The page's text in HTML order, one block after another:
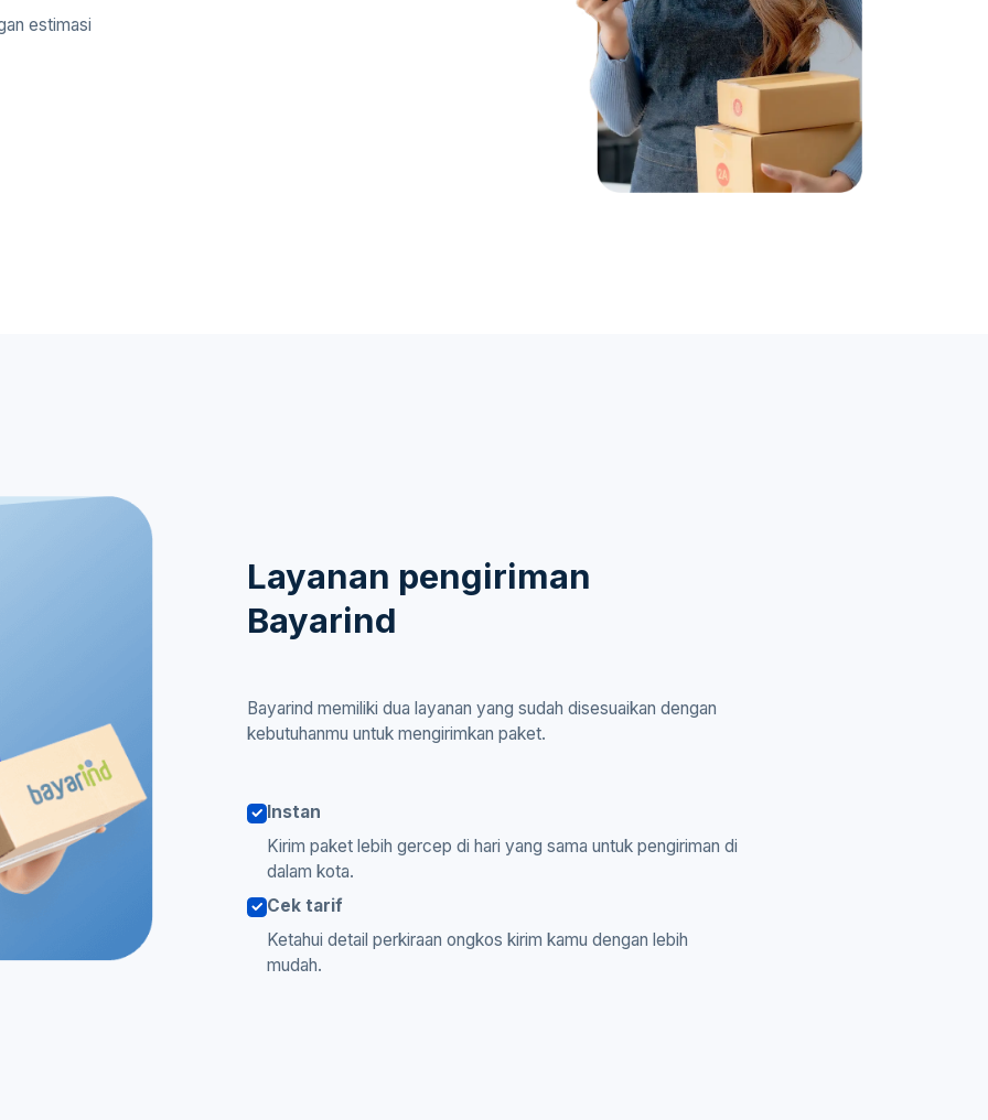
estimasi
Layanan pengiriman
Bayarind
Bayarind memiliki dua layanan yang sudah disesuaikan dengan
kebutuhanmu untuk mengirimkan paket.
Instan
Kirim paket lebih gercep di hari yang sama untuk pengiriman di
dalam kota.
Cek tarif
Ketahui detail perkiraan ongkos kirim kamu dengan lebih
mudah.